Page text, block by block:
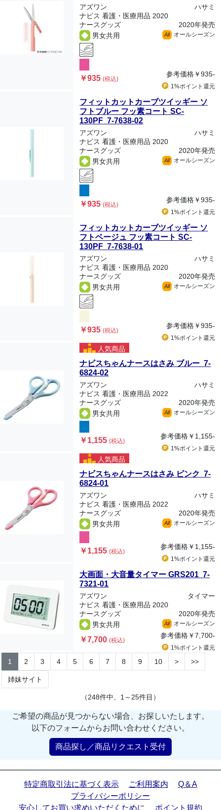
アズワン
ハサミ
ナビス 看護・医療用品 2020
ナースグッズ
2020年発売
男女共用
All オールシーズン
￥935(税込)
参考価格￥935-
1%ポイント 還元
フィットカットカーブツイッギー ソ
フトブルー フッ素コート SC-
130PF 7-7638-02
アズワン
ハサミ
ナビス 看護・医療用品 2020
ナースグッズ
2020年発売
男女共用
All オールシーズン
￥935(税込)
参考価格￥935-
1%ポイント 還元
フィットカットカーブツイッギー ソ
フトベージュ フッ素コート SC-
130PF 7-7638-01
アズワン
ハサミ
ナビス 看護・医療用品 2020
ナースグッズ
2020年発売
男女共用
All オールシーズン
￥935(税込)
参考価格￥935-
1%ポイント 還元
人気商品
ナビスちゃんナースはさみ ブルー 7-
6824-02
アズワン
ハサミ
ナビス 看護・医療用品 2022
ナースグッズ
2020年発売
男女共用
All オールシーズン
￥1,155(税込)
参考価格￥1,155-
1%ポイント 還元
人気商品
ナビスちゃんナースはさみ ピンク 7-
6824-01
アズワン
ハサミ
ナビス 看護・医療用品 2022
ナースグッズ
2020年発売
男女共用
All オールシーズン
￥1,155(税込)
参考価格￥1,155-
1%ポイント 還元
大画面・大音量タイマー GRS201 7-
7321-01
アズワン
タイマー
ナビス 看護・医療用品 2020
ナースグッズ
2020年発売
男女共用
All オールシーズン
￥7,700(税込)
参考価格￥7,700-
1%ポイント 還元
1 2 3 4 5 6 7 8 9 10 > >>
姉妹サイト
（248件中、1～25件目）
ご希望の商品が見つからない場合、お探しいたします。
以下のフォームからお問い合わせください。
商品探し／商品リクエスト受付
特定商取引法に基づく表示 ご利用案内
Q＆A
プライバシーポリシー
安心してお買い求めいただくために
ポイント規約